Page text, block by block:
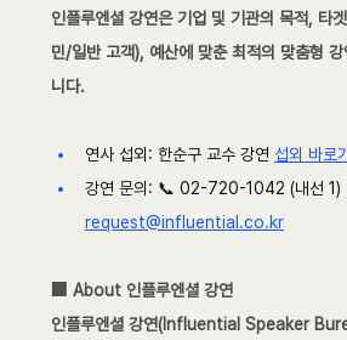
인플루엔셜 강연은 기업 및 기관의 목적, 타
민/일반 고객), 예산에 맞춘 최적의 맞춤형
니다.
연사 섭외: 한순구 교수 강연 섭외 바로
강연 문의: 📞 02-720-1042 (내선
request@influential.co.kr
🏢 About 인플루엔셜 강연
인플루엔셜 강연(Influential Speaker